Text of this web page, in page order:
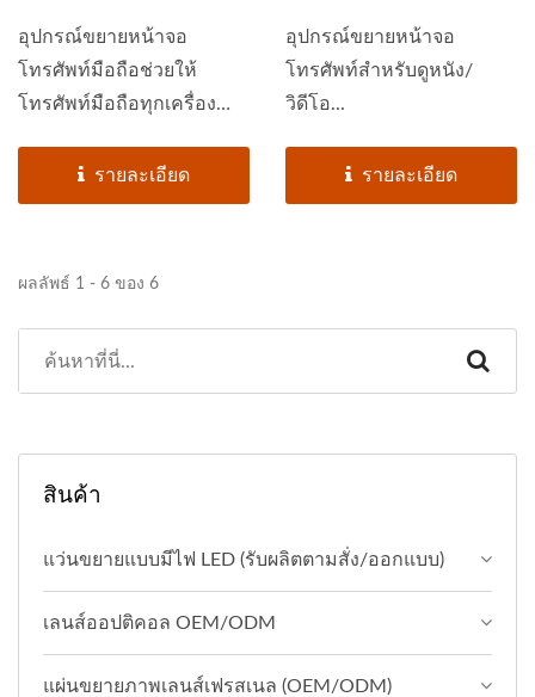
อุปกรณ์ขยายหน้าจอ
โทรศัพท์มือถือช่วยให้
โทรศัพท์มือถือทุกเครื่อง
เหมือนดูหนัง...รายละเอียด
อุปกรณ์ขยายหน้าจอ
โทรศัพท์สำหรับดูหนัง/
วิดีโอ...
รายละเอียด
ผลลัพธ์ 1 - 6 ของ 6
สินค้า
แว่นขยายแบบมีไฟ LED (รับผลิตตามสั่ง/ออกแบบ)
เลนส์ออปติคอล OEM/ODM
แผ่นขยายภาพเลนส์เฟรสเนล (OEM/ODM)